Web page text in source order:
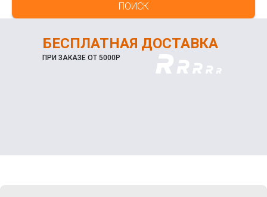
ПОИСК
БЕСПЛАТНАЯ ДОСТАВКА
ПРИ ЗАКАЗЕ ОТ 5000Р